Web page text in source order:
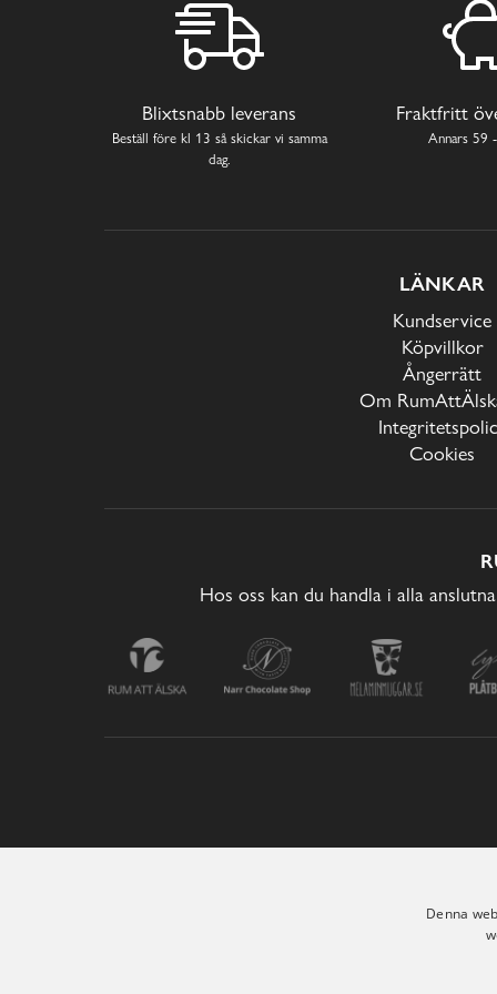
Blixtsnabb leverans
Beställ före kl 13 så skickar vi samma
dag.
Fraktfritt
Annars 59
LÄNKAR
Kundservice
Köpvillkor
Ångerrätt
Om
Cookies
Hos oss kan du handla i alla
Denna